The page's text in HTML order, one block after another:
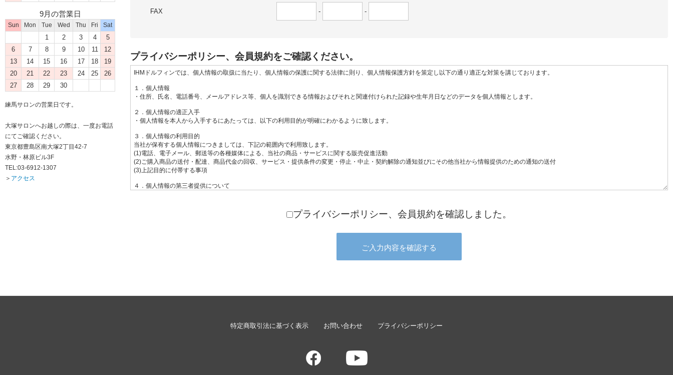
9月の営業日
Sun Mon Tue Wed Thu Fri Sat
1 2 3 4
5
6
7 8 9 10 11
12
13
14 15 16 17 18
19
20
21 22 23 24 25
26
27
28 29 30
練馬サロンの営業日です。
大塚サロンへお越しの際は、一度お電話
にてご確認ください。
東京都豊島区南大塚2丁目42-7
水野・林原ビル3F
TEL:03-6912-1307
＞ アクセス
FAX - -
プライバシーポリシー、会員規約をご確認ください。
プライバシーポリシー、会員規約を確認しました。
特定商取引法に基づく表示 お問い合わせ プライバシーポリシー